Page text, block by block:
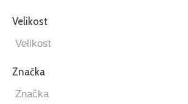
Velikost
Značka